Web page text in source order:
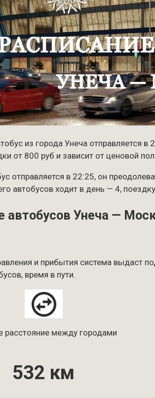
из города Унеча отправляется
от 800 руб и зависит от ценовой
отправляется в 22:25, он
автобусов ходит в день — 4,
автобусов Унеча —
и прибытия система выдаст
время в пути.
расстояние между городами
532 км